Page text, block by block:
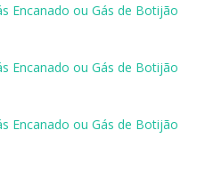
Encanado ou Gás de Botijão
Encanado ou Gás de Botijão
Encanado ou Gás de Botijão